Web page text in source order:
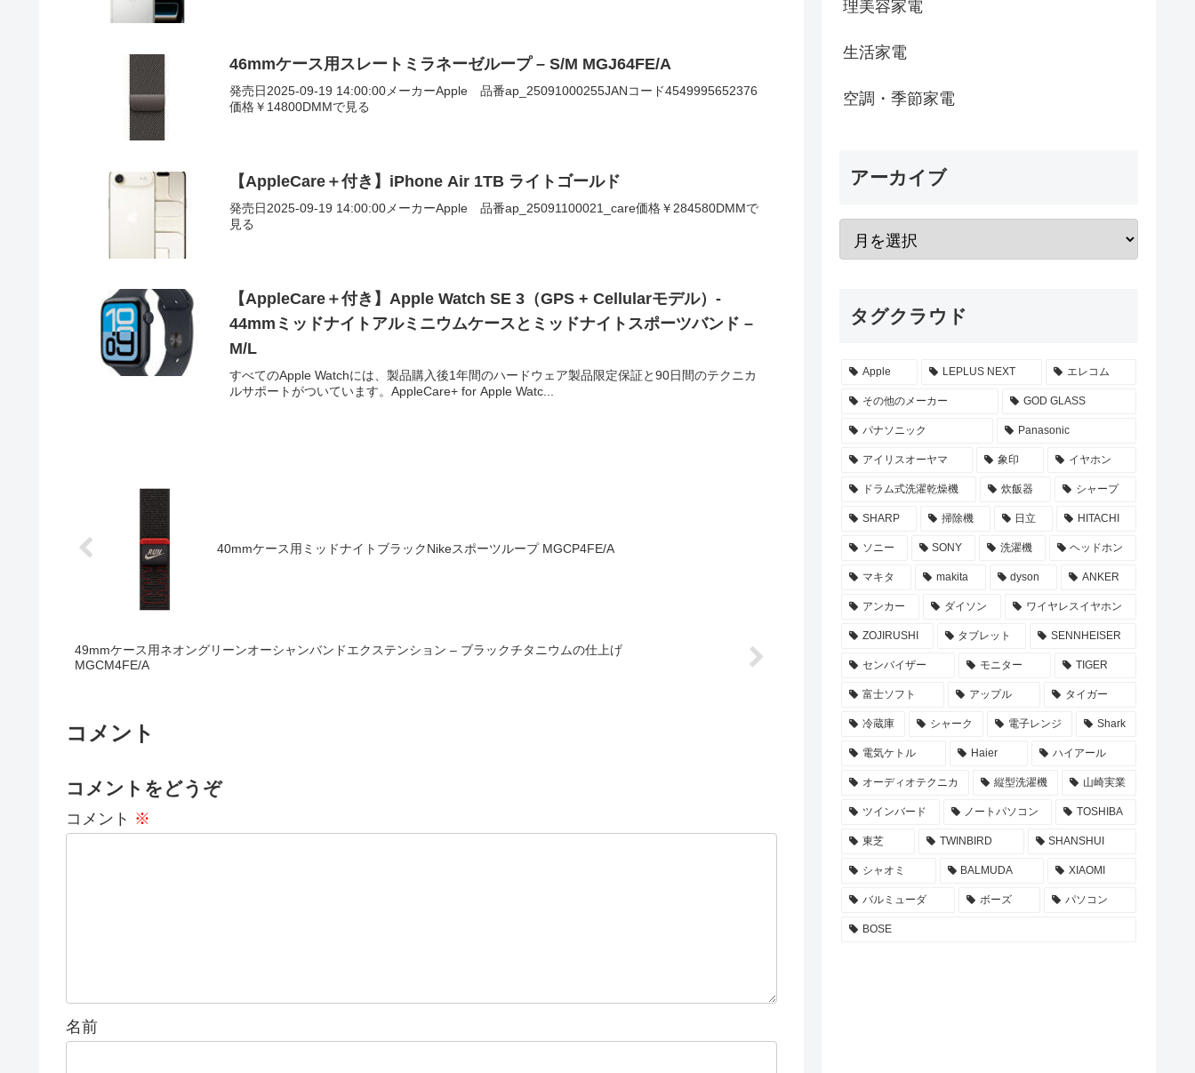
46mmケース用スレートミラネーゼループ – S/M MGJ64FE/A
発売日2025-09-19 14:00:00メーカーApple 品番ap_25091000255JANコード4549995652376
価格￥14800DMMで見る
【AppleCare＋付き】iPhone Air 1TB ライトゴールド
発売日2025-09-19 14:00:00メーカーApple 品番ap_25091100021_care価格￥284580DMMで
見る
【AppleCare＋付き】Apple Watch SE 3（GPS + Cellularモデル）-
44mmミッドナイトアルミニウムケースとミッドナイトスポーツバンド –
M/L
すべてのApple Watchには、製品購入後1年間のハードウェア製品限定保証と90日間のテクニカ
ルサポートがついています。AppleCare+ for Apple Watc...
40mmケース用ミッドナイトブラックNikeスポーツループ MGCP4FE/A
49mmケース用ネオングリーンオーシャンバンドエクステンション – ブラックチタニウムの仕上げ
MGCM4FE/A
コメント
コメントをどうぞ
コメント ※
名前
理美容家電
生活家電
空調・季節家電
アーカイブ
タグクラウド
Apple LEPLUS NEXT エレコム
その他のメーカー GOD GLASS
パナソニック Panasonic
アイリスオーヤマ 象印 イヤホン
ドラム式洗濯乾燥機 炊飯器 シャープ
SHARP 掃除機 日立 HITACHI
ソニー SONY 洗濯機 ヘッドホン
マキタ makita dyson ANKER
アンカー ダイソン ワイヤレスイヤホン
ZOJIRUSHI タブレット SENNHEISER
センバイザー モニター TIGER
富士ソフト アップル タイガー
冷蔵庫 シャーク 電子レンジ Shark
電気ケトル Haier ハイアール
オーディオテクニカ 縦型洗濯機 山崎実業
ツインバード ノートパソコン TOSHIBA
東芝 TWINBIRD SHANSHUI
シャオミ BALMUDA XIAOMI
バルミューダ ボーズ パソコン
BOSE